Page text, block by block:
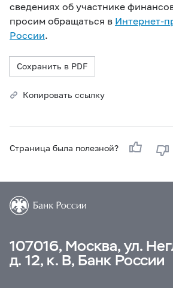
сведениях об участнике
просим обращаться в Интернет-
России.
Сохранить в PDF
Копировать ссылку
Страница была полезной?
107016, Москва, ул.
д. 12, к. В, Банк России